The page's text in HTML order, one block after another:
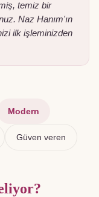
temiz bir
Naz Hanım'ın
ilk işleminizden
Modern
Güven veren